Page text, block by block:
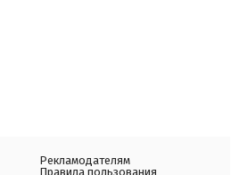
Рекламодателям
Правила пользования